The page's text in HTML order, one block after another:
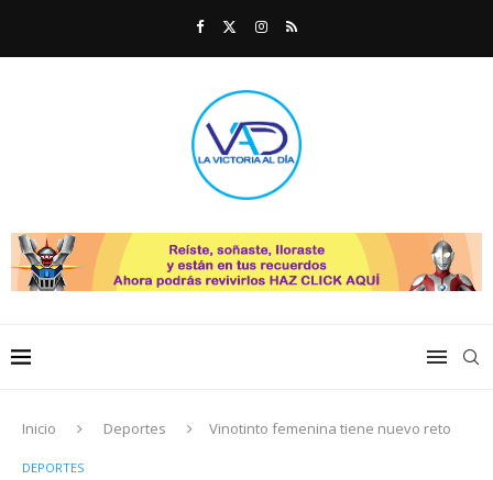
Inicio Deportes Vinotinto femenina tiene nuevo reto
DEPORTES